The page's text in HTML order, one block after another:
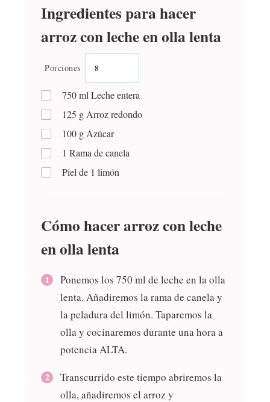
Ingredientes para hacer
arroz con leche en olla lenta
Porciones
750ml Leche entera
125 g Arroz redondo
100 g Azúcar
1 Rama de canela
Piel de 1 limón
Cómo hacer arroz con leche
en olla lenta
Ponemos los 750 ml de leche en la olla
lenta. Añadiremos la rama de canela y
la peladura del limón. Taparemos la
olla y cocinaremos durante una hora a
potencia ALTA.
Transcurrido este tiempo abriremos la
olla, añadiremos el arroz y